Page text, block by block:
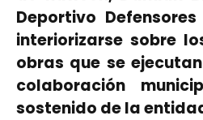
Deportivo
interiorizarse sobre
obras que se
colaboración
sostenido de la